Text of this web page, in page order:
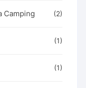
Camping (2)
(1)
(1)